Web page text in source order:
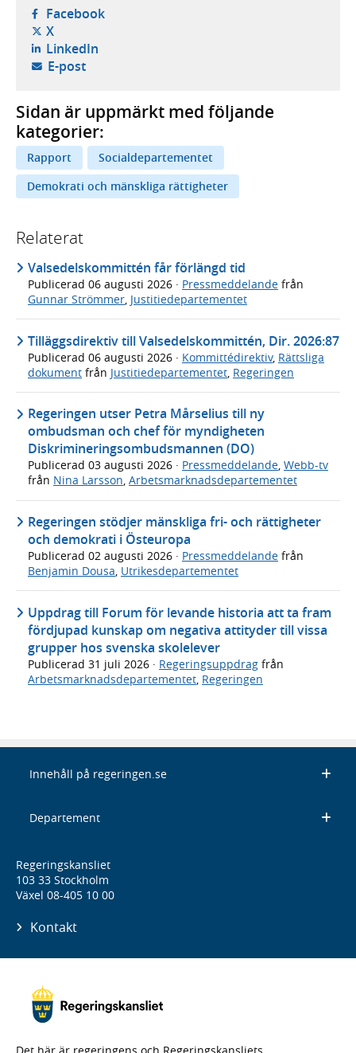
Facebook- öppnas i ny flik, extern webbplats,
X- öppnas i ny flik, extern webbplats,
LinkedIn- öppnas i ny flik, extern webbplats,
E-post- öppnar din e-postklient,
Sidan är uppmärkt med följande
kategorier:
Rapport
Socialdepartementet
Demokrati och mänskliga rättigheter
Relaterat
Valsedelskommittén får förlängd tid
Publicerad 06 augusti 2026 · Pressmeddelande från
Gunnar Strömmer, Justitiedepartementet
Tilläggsdirektiv till Valsedelskommittén, Dir. 2026:87
Publicerad 06 augusti 2026 · Kommittédirektiv, Rättsliga
dokument från Justitiedepartementet, Regeringen
Regeringen utser Petra Mårselius till ny
ombudsman och chef för myndigheten
Diskrimineringsombudsmannen (DO)
Publicerad 03 augusti 2026 · Pressmeddelande, Webb-tv
från Nina Larsson, Arbetsmarknadsdepartementet
Regeringen stödjer mänskliga fri- och rättigheter
och demokrati i Östeuropa
Publicerad 02 augusti 2026 · Pressmeddelande från
Benjamin Dousa, Utrikesdepartementet
Uppdrag till Forum för levande historia att ta fram
fördjupad kunskap om negativa attityder till vissa
grupper hos svenska skolelever
Publicerad 31 juli 2026 · Regeringsuppdrag från
Arbetsmarknadsdepartementet Regeringen
Innehåll på regeringen.se
Departement
Regeringskansliet
103 33 Stockholm
Växel 08-405 10 00
Kontakt
Det här är regeringens och Regeringskansliets